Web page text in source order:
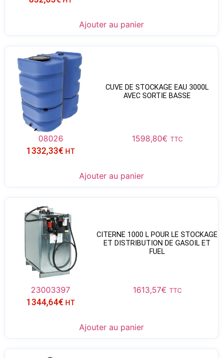
Ajouter au panier
CUVE DE STOCKAGE EAU 3000L
AVEC SORTIE BASSE
08026 1598,80€ TTC
1332,33€ HT
Ajouter au panier
CITERNE 1000 L POUR LE STOCKAGE
ET DISTRIBUTION DE GASOIL ET
FUEL
23003397 1613,57€ TTC
1344,64€ HT
Ajouter au panier